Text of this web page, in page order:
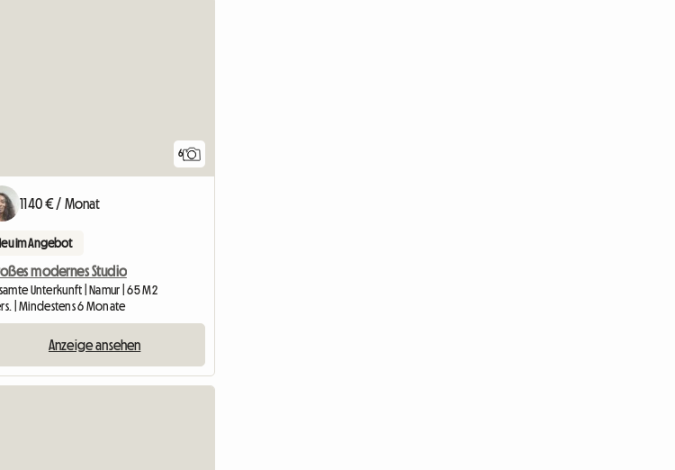
6
1140 € / Monat
im Angebot
modernes Studio
Unterkunft | Namur | 65 M2
| Mindestens 6 Monate
Anzeige ansehen